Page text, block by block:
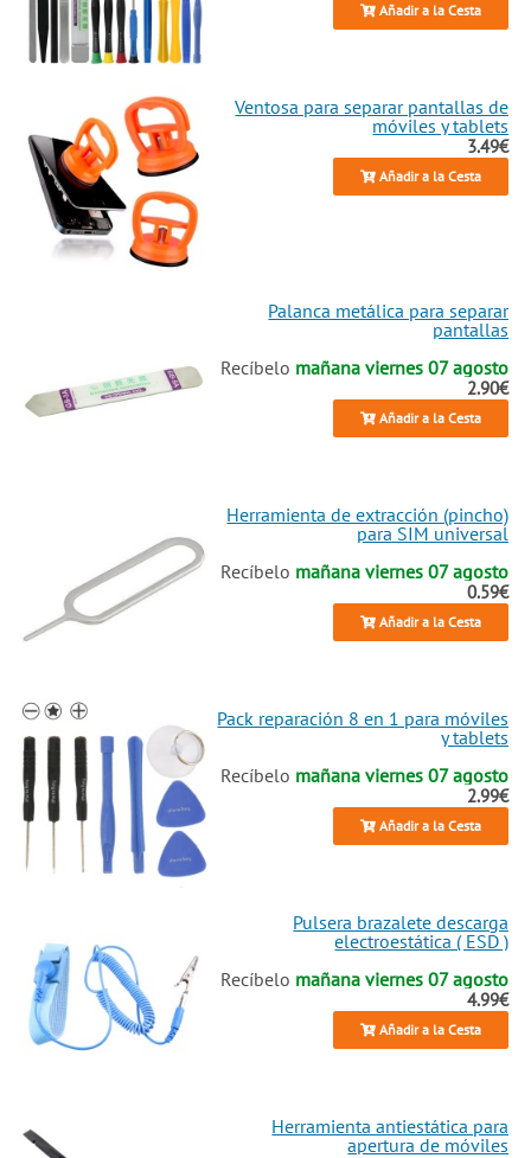
Añadir a la Cesta
Ventosa para separar pantallas de
móviles y tablets
3.49€
Añadir a la Cesta
Palanca metálica para separar
pantallas
Recíbelo mañana viernes 07 agosto
2.90€
Añadir a la Cesta
Herramienta de extracción (pincho)
para SIM universal
Recíbelo mañana viernes 07 agosto
0.59€
Añadir a la Cesta
Pack reparación 8 en 1 para móviles
y tablets
Recíbelo mañana viernes 07 agosto
2.99€
Añadir a la Cesta
Pulsera brazalete descarga
electroestática ( ESD )
Recíbelo mañana viernes 07 agosto
4.99€
Añadir a la Cesta
Herramienta antiestática para
apertura de móviles